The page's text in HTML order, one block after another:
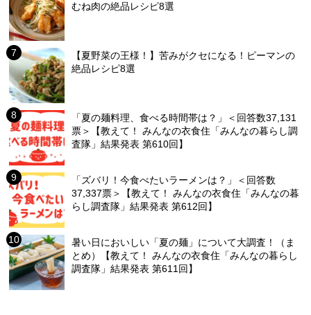
むね肉の絶品レシピ8選
【夏野菜の王様！】苦みがクセになる！ピーマンの
絶品レシピ8選
「夏の麺料理、食べる時間帯は？」＜回答数37,131
票＞【教えて！ みんなの衣食住「みんなの暮らし調
査隊」結果発表 第610回】
「ズバリ！今食べたいラーメンは？」＜回答数
37,337票＞【教えて！ みんなの衣食住「みんなの暮
らし調査隊」結果発表 第612回】
暑い日においしい「夏の麺」について大調査！（ま
とめ）【教えて！ みんなの衣食住「みんなの暮らし
調査隊」結果発表 第611回】